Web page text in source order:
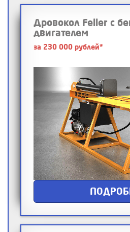
Дровокол Feller с
двигателем
за 230 000 рублей*